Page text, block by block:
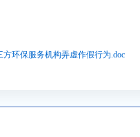
环保服务机构弄虚作假行为.doc